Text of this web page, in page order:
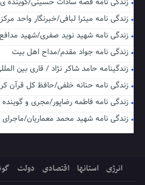
زندگی نامه فضه سادات حسینی/گوینده
زندگی نامه میترا لبافی/خبرنگار واحد
زندگی نامه شهید نوید صفری/شهید
زندگی نامه جواد مقدم/مداح اهل بیت
زندگینامه حامد شاکر نژاد / قاری بین
زندگی نامه حنانه خلفی/حافظ کل قرآن
زندگی نامه فاطمه رضاپور/مجری و گوینده
زندگی نامه شهید محمد معماریان/
انرژی استانها اقتصادی دولت